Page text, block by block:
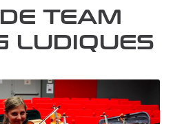
TEAM
LUDIQUES